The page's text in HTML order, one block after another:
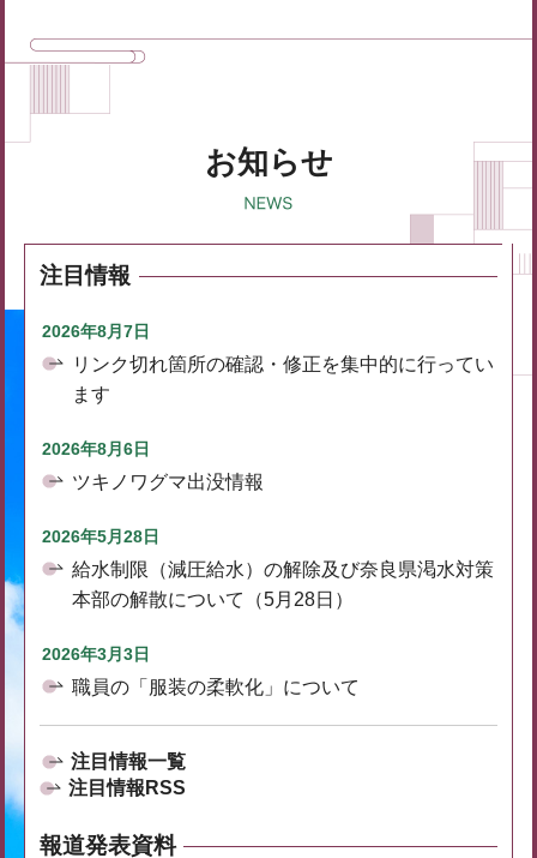
お知らせ
注目情報
2026年8月7日
リンク切れ箇所の確認・修正を集中的に行ってい
ます
2026年8月6日
ツキノワグマ出没情報
2026年5月28日
給水制限（減圧給水）の解除及び奈良県渇水対策
本部の解散について（5月28日）
2026年3月3日
職員の「服装の柔軟化」について
注目情報一覧
注目情報RSS
報道発表資料